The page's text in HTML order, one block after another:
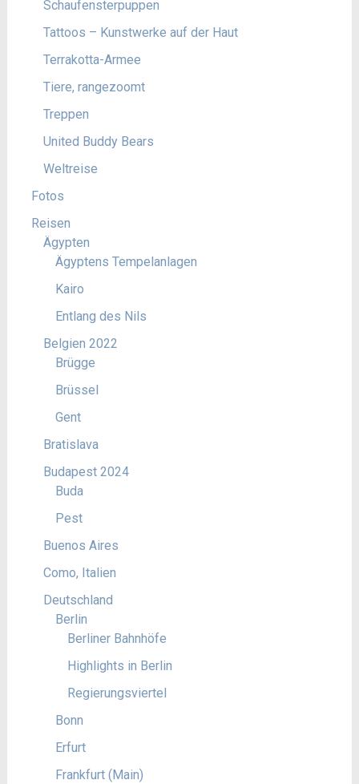
Schaufensterpuppen
Tattoos – Kunstwerke auf der Haut
Terrakotta-Armee
Tiere, rangezoomt
Treppen
United Buddy Bears
Weltreise
Fotos
Reisen
Ägypten
Ägyptens Tempelanlagen
Kairo
Entlang des Nils
Belgien 2022
Brügge
Brüssel
Gent
Bratislava
Budapest 2024
Buda
Pest
Buenos Aires
Como, Italien
Deutschland
Berlin
Berliner Bahnhöfe
Highlights in Berlin
Regierungsviertel
Bonn
Erfurt
Frankfurt (Main)